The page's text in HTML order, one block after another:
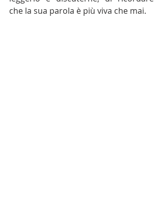
che la sua parola è più viva che mai.